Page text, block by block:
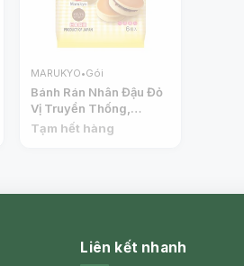
MARUKYO•Gói
Bánh Rán Nhân Đậu Đỏ
Vị Truyền Thống,
Pancake Dorayaki,
Tạm hết hàng
Liên kết nhanh